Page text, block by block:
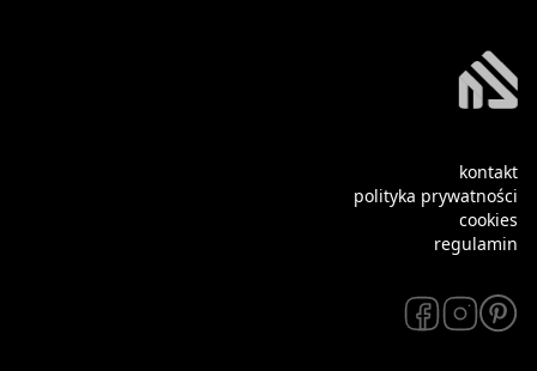
kontakt
polityka prywatności
cookies
regulamin